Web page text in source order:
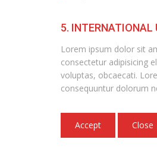
5. INTERNATIONAL
Lorem ipsum dolor sit
consectetur adipisicing
voluptas, obcaecati.
consequuntur dolorum
Accept Close